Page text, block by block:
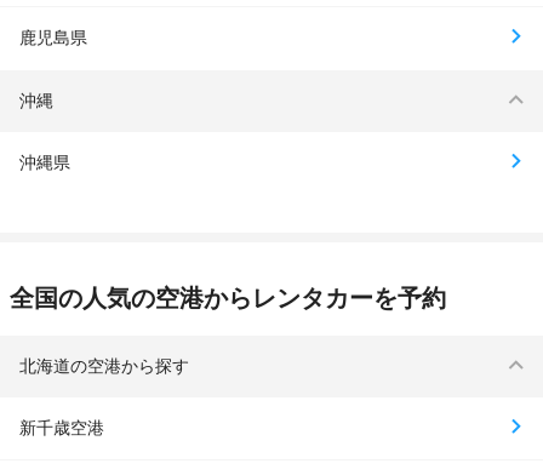
鹿児島県
沖縄
沖縄県
全国の人気の空港からレンタカーを予約
北海道の空港から探す
新千歳空港